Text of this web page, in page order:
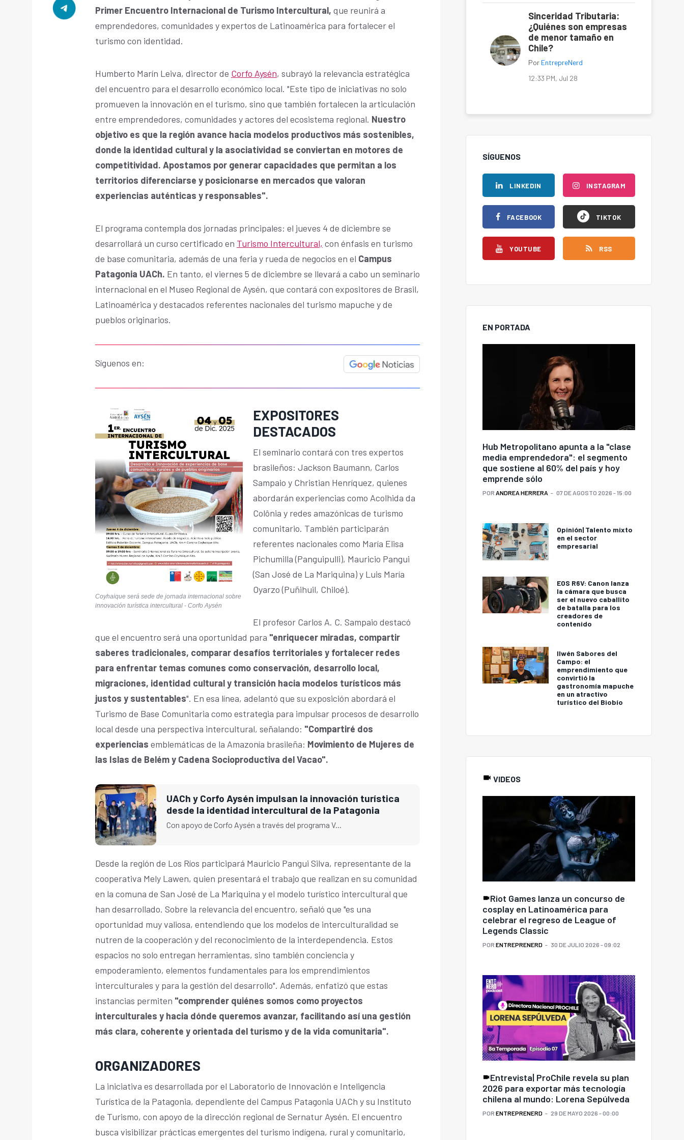
Primer Encuentro Internacional de Turismo Intercultural, que reunirá a
emprendedores, comunidades y expertos de Latinoamérica para fortalecer el
turismo con identidad.
Humberto Marín Leiva, director de Corfo Aysén, subrayó la relevancia estratégica
del encuentro para el desarrollo económico local. "Este tipo de iniciativas no solo
promueven la innovación en el turismo, sino que también fortalecen la articulación
entre emprendedores, comunidades y actores del ecosistema regional. Nuestro
objetivo es que la región avance hacia modelos productivos más sostenibles,
donde la identidad cultural y la asociatividad se conviertan en motores de
competitividad. Apostamos por generar capacidades que permitan a los
territorios diferenciarse y posicionarse en mercados que valoran
experiencias auténticas y responsables".
El programa contempla dos jornadas principales: el jueves 4 de diciembre se
desarrollará un curso certificado en Turismo Intercultural, con énfasis en turismo
de base comunitaria, además de una feria y rueda de negocios en el Campus
Patagonia UACh. En tanto, el viernes 5 de diciembre se llevará a cabo un seminario
internacional en el Museo Regional de Aysén, que contará con expositores de Brasil,
Latinoamérica y destacados referentes nacionales del turismo mapuche y de
pueblos originarios.
Síguenos en:
Coyhaique será sede de jornada internacional sobre
innovación turística intercultural - Corfo Aysén
EXPOSITORES
DESTACADOS
El seminario contará con tres expertos
brasileños: Jackson Baumann, Carlos
Sampaio y Christian Henríquez, quienes
abordarán experiencias como Acolhida da
Colônia y redes amazónicas de turismo
comunitario. También participarán
referentes nacionales como María Elisa
Pichumilla (Panguipulli), Mauricio Pangui
(San José de La Mariquina) y Luis María
Oyarzo (Puñihuil, Chiloé).
El profesor Carlos A. C. Sampaio destacó
que el encuentro será una oportunidad para "enriquecer miradas, compartir
saberes tradicionales, comparar desafíos territoriales y fortalecer redes
para enfrentar temas comunes como conservación, desarrollo local,
migraciones, identidad cultural y transición hacia modelos turísticos más
justos y sustentables". En esa línea, adelantó que su exposición abordará el
Turismo de Base Comunitaria como estrategia para impulsar procesos de desarrollo
local desde una perspectiva intercultural, señalando: "Compartiré dos
experiencias emblemáticas de la Amazonía brasileña: Movimiento de Mujeres de
las Islas de Belém y Cadena Socioproductiva del Vacao".
UACh y Corfo Aysén impulsan la innovación turística
desde la identidad intercultural de la Patagonia
Con apoyo de Corfo Aysén a través del programa V...
Desde la región de Los Ríos participará Mauricio Pangui Silva, representante de la
cooperativa Mely Lawen, quien presentará el trabajo que realizan en su comunidad
en la comuna de San José de La Mariquina y el modelo turístico intercultural que
han desarrollado. Sobre la relevancia del encuentro, señaló que "es una
oportunidad muy valiosa, entendiendo que los modelos de interculturalidad se
nutren de la cooperación y del reconocimiento de la interdependencia. Estos
espacios no solo entregan herramientas, sino también conciencia y
empoderamiento, elementos fundamentales para los emprendimientos
interculturales y para la gestión del desarrollo". Además, enfatizó que estas
instancias permiten "comprender quiénes somos como proyectos
interculturales y hacia dónde queremos avanzar, facilitando así una gestión
más clara, coherente y orientada del turismo y de la vida comunitaria".
ORGANIZADORES
La iniciativa es desarrollada por el Laboratorio de Innovación e Inteligencia
Turística de la Patagonia, dependiente del Campus Patagonia UACh y su Instituto
de Turismo, con apoyo de la dirección regional de Sernatur Aysén. El encuentro
busca visibilizar prácticas emergentes del turismo indígena, rural y comunitario,
Sinceridad Tributaria:
¿Quiénes son empresas
de menor tamaño en
Chile?
Por EntrepreNerd
12:33 PM, Jul 28
SÍGUENOS
LINKEDIN
FACEBOOK
YOUTUBE
INSTAGRAM
TIKTOK
RSS
EN PORTADA
Hub Metropolitano apunta a la "clase
media emprendedora": el segmento
que sostiene al 60% del país y hoy
emprende sólo
POR ANDREA HERRERA 07 DE AGOSTO 2026 - 15:00
Opinión| Talento mixto
en el sector
empresarial
EOS R6V: Canon lanza
la cámara que busca
ser el nuevo caballito
de batalla para los
creadores de
contenido
Ilwén Sabores del
Campo: el
emprendimiento que
convirtió la
gastronomía mapuche
en un atractivo
turístico del Biobío
VIDEOS
Riot Games lanza un concurso de
cosplay en Latinoamérica para
celebrar el regreso de League of
Legends Classic
POR ENTREPRENERD 30 DE JULIO 2026 - 09:02
Entrevista| ProChile revela su plan
2026 para exportar más tecnología
chilena al mundo: Lorena Sepúlveda
POR ENTREPRENERD 29 DE MAYO 2026 - 00:00